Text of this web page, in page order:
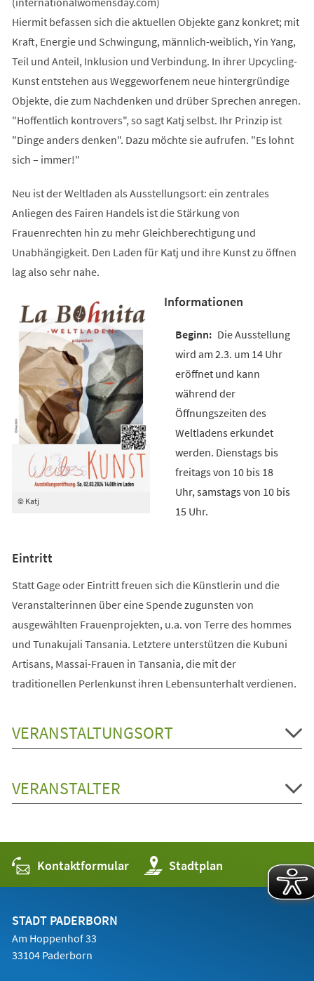
Hiermit befassen sich die aktuellen Objekte ganz konkret; mit
Kraft, Energie und Schwingung, männlich-weiblich, Yin Yang,
Teil und Anteil, Inklusion und Verbindung. In ihrer Upcycling-
Kunst entstehen aus Weggeworfenem neue hintergründige
Objekte, die zum Nachdenken und drüber Sprechen anregen.
"Hoffentlich kontrovers", so sagt Katj selbst. Ihr Prinzip ist
"Dinge anders denken". Dazu möchte sie aufrufen. "Es lohnt
sich – immer!"
Neu ist der Weltladen als Ausstellungsort: ein zentrales
Anliegen des Fairen Handels ist die Stärkung von
Frauenrechten hin zu mehr Gleichberechtigung und
Unabhängigkeit. Den Laden für Katj und ihre Kunst zu öffnen
lag also sehr nahe.
© Katj
Informationen
Die Ausstellung
wird am 2.3. um 14 Uhr
eröffnet und kann
während der
Öffnungszeiten des
Weltladens erkundet
werden. Dienstags bis
freitags von 10 bis 18
Uhr, samstags von 10 bis
15 Uhr.
Eintritt
Statt Gage oder Eintritt freuen sich die Künstlerin und die
Veranstalterinnen über eine Spende zugunsten von
ausgewählten Frauenprojekten, u.a. von Terre des hommes
und Tunakujali Tansania. Letztere unterstützen die Kubuni
Artisans, Massai-Frauen in Tansania, die mit der
traditionellen Perlenkunst ihren Lebensunterhalt verdienen.
VERANSTALTUNGSORT
VERANSTALTER
Kontaktformular Stadtplan
(Öffnet
in
einem
STADT PADERBORN
Am Hoppenhof 33
33104 Paderborn